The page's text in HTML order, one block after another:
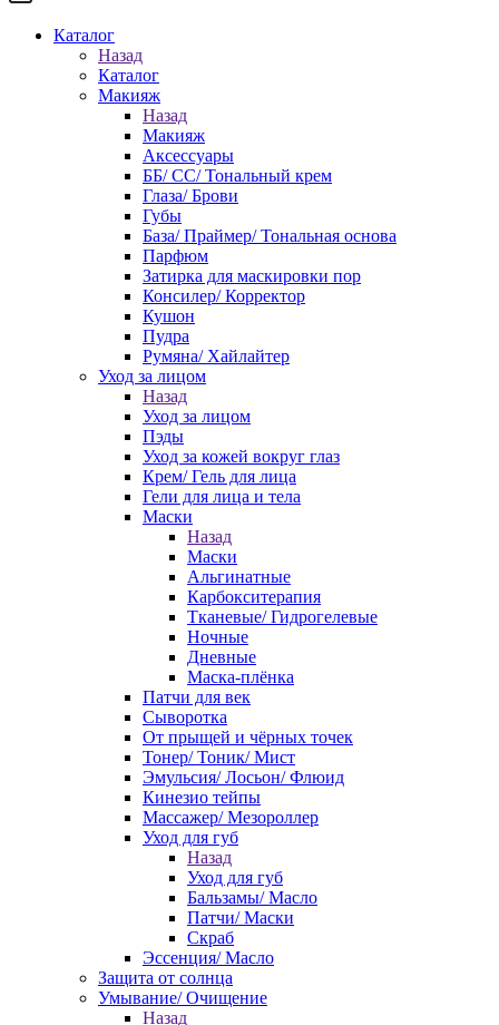
Каталог
Назад
Каталог
Макияж
Назад
Макияж
Аксессуары
ББ/ СС/ Тональный крем
Глаза/ Брови
Губы
База/ Праймер/ Тональная основа
Парфюм
Затирка для маскировки пор
Консилер/ Корректор
Кушон
Пудра
Румяна/ Хайлайтер
Уход за лицом
Назад
Уход за лицом
Пэды
Уход за кожей вокруг глаз
Крем/ Гель для лица
Гели для лица и тела
Маски
Назад
Маски
Альгинатные
Карбокситерапия
Тканевые/ Гидрогелевые
Ночные
Дневные
Маска-плёнка
Патчи для век
Сыворотка
От прыщей и чёрных точек
Тонер/ Тоник/ Мист
Эмульсия/ Лосьон/ Флюид
Кинезио тейпы
Массажер/ Мезороллер
Уход для губ
Назад
Уход для губ
Бальзамы/ Масло
Патчи/ Маски
Скраб
Эссенция/ Масло
Защита от солнца
Умывание/ Очищение
Назад